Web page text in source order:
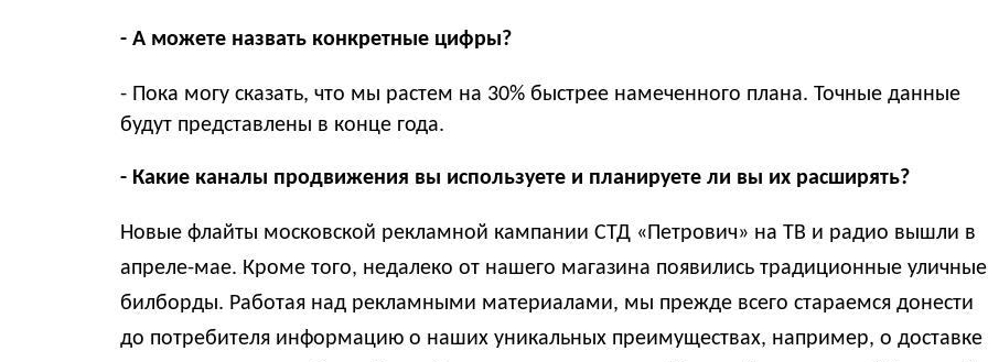
- А можете назвать конкретные цифры?
- Пока могу сказать, что мы растем на 30% быстрее намеченного плана. Точные данные
будут представлены в конце года.
- Какие каналы продвижения вы используете и планируете ли вы их расширять?
Новые флайты московской рекламной кампании СТД «Петрович» на ТВ и радио вышли в
апреле-мае. Кроме того, недалеко от нашего магазина появились традиционные уличные
билборды. Работая над рекламными материалами, мы прежде всего стараемся донести
до потребителя информацию о наших уникальных преимуществах, например, о доставке